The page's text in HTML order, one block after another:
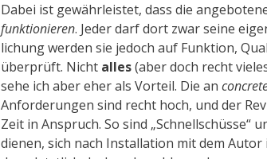
Dabei ist gewährleistet, dass die
funktionieren. Jeder darf dort zwar seine
lichung werden sie jedoch auf Funktion,
überprüft. Nicht alles(aber doch recht
sehe ich aber eher als Vorteil. Die an
Anforderungen sind recht hoch, und der
Zeit in Anspruch. So sind „Schnellschüsse“
dienen, sich nach Installation mit dem